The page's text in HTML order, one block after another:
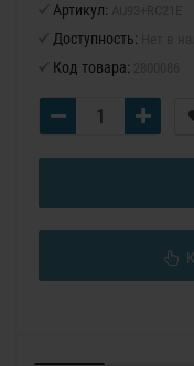
Узнавай
Скидки до
Артикул:
Доступность:
Код товара: